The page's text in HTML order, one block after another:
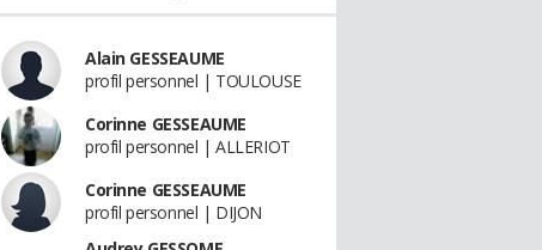
Alain GESSEAUME
profil personnel | TOULOUSE
Corinne GESSEAUME
profil personnel | ALLERIOT
Corinne GESSEAUME
profil personnel | DIJON